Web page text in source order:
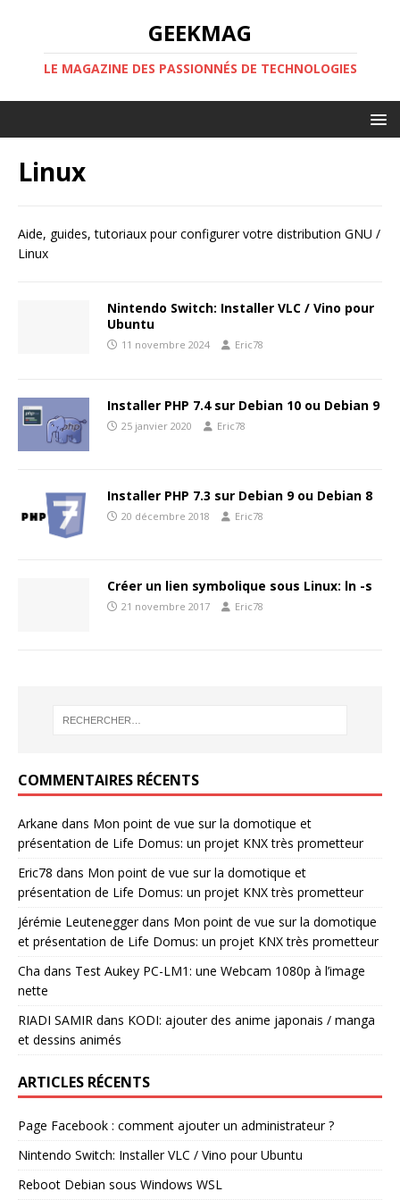
GEEKMAG
LE MAGAZINE DES PASSIONNÉS DE TECHNOLOGIES
Linux
Aide, guides, tutoriaux pour configurer votre distribution GNU /
Linux
Nintendo Switch: Installer VLC / Vino pour
Ubuntu
11 novembre 2024 Eric78
Installer PHP 7.4 sur Debian 10 ou Debian 9
25 janvier 2020 Eric78
Installer PHP 7.3 sur Debian 9 ou Debian 8
20 décembre 2018 Eric78
Créer un lien symbolique sous Linux: ln -s
21 novembre 2017 Eric78
COMMENTAIRES RÉCENTS
Arkane dans Mon point de vue sur la domotique et
présentation de Life Domus: un projet KNX très prometteur
Eric78 dans Mon point de vue sur la domotique et
présentation de Life Domus: un projet KNX très prometteur
Jérémie Leuteneggerdans Mon point de vue sur la domotique
et présentation de Life Domus: un projet KNX très prometteur
Cha dans Test Aukey PC-LM1: une Webcam 1080p à l’image
nette
RIADI SAMIR dans KODI: ajouter des anime japonais / manga
et dessins animés
ARTICLES RÉCENTS
Page Facebook : comment ajouter un administrateur ?
Nintendo Switch: Installer VLC / Vino pour Ubuntu
Reboot Debian sous Windows WSL